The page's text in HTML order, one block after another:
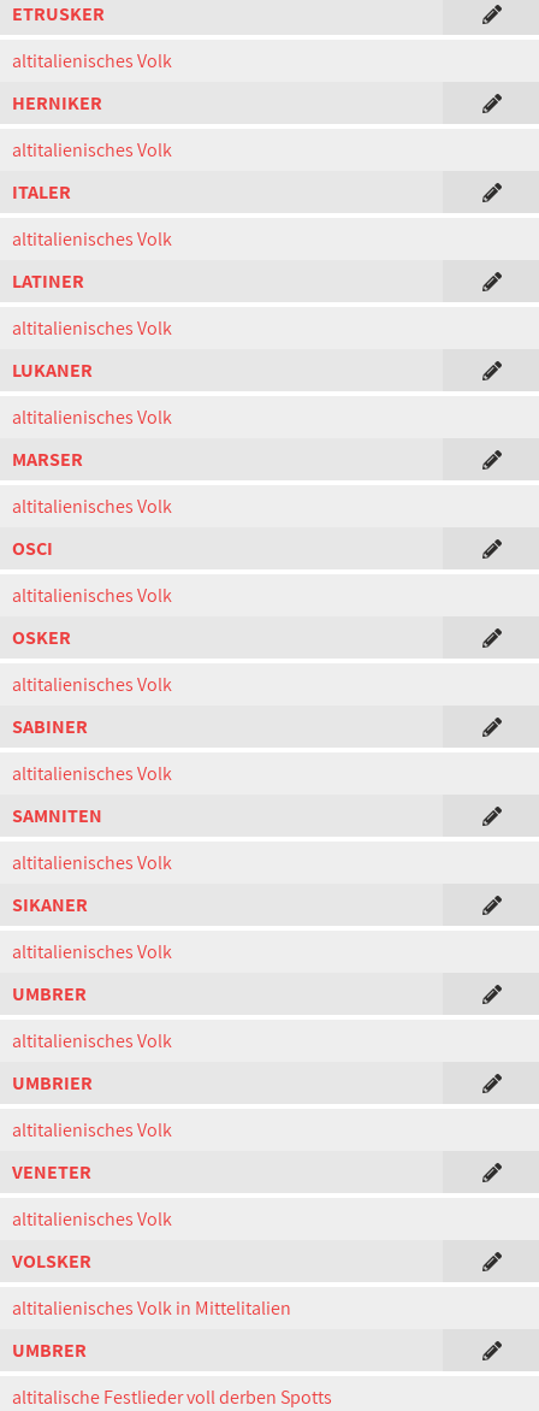
ETRUSKER
altitalienisches Volk
HERNIKER
altitalienisches Volk
ITALER
altitalienisches Volk
LATINER
altitalienisches Volk
LUKANER
altitalienisches Volk
MARSER
altitalienisches Volk
OSCI
altitalienisches Volk
OSKER
altitalienisches Volk
SABINER
altitalienisches Volk
SAMNITEN
altitalienisches Volk
SIKANER
altitalienisches Volk
UMBRER
altitalienisches Volk
UMBRIER
altitalienisches Volk
VENETER
altitalienisches Volk
VOLSKER
altitalienisches Volk in Mittelitalien
UMBRER
altitalische Festlieder voll derben Spotts